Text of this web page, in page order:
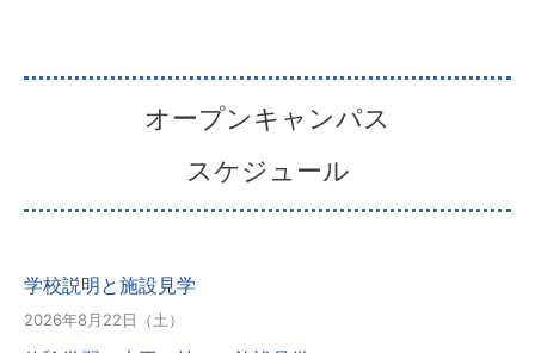
オープンキャンパス
スケジュール
学校説明と施設見学
2026年8月22日（土）